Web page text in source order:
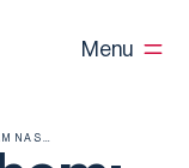
Menu